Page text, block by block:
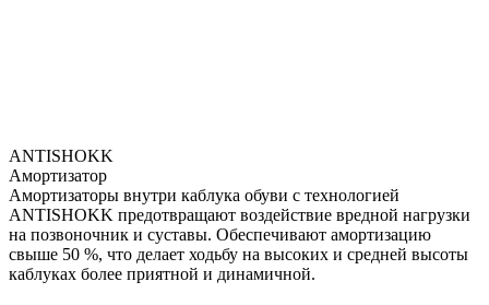
ANTISHOKK
Амортизатор
Амортизаторы внутри каблука обуви с технологией
ANTISHOKK предотвращают воздействие вредной нагрузки
на позвоночник и суставы. Обеспечивают амортизацию
свыше 50 %, что делает ходьбу на высоких и средней высоты
каблуках более приятной и динамичной.